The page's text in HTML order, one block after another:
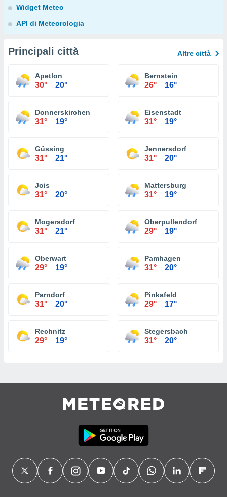
Widget Meteo
API di Meteorologia
Principali città Altre città
Apetlon
30° 20°
Bernstein
26° 16°
Donnerskirchen
31° 19°
Eisenstadt
31° 19°
Güssing
31° 21°
Jennersdorf
31° 20°
Jois
31° 20°
Mattersburg
31° 19°
Mogersdorf
31° 21°
Oberpullendorf
29° 19°
Oberwart
29° 19°
Pamhagen
31° 20°
Parndorf
31° 20°
Pinkafeld
29° 17°
Rechnitz
29° 19°
Stegersbach
31° 20°